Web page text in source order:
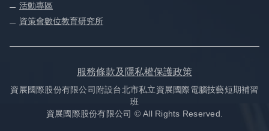
活動專區
資策會數位教育研究所
服務條款及隱私權保護政策
資展國際股份有限公司附設台北市私立資展國際電腦技藝短期補習
班
資展國際股份有限公司 © All Rights Reserved.